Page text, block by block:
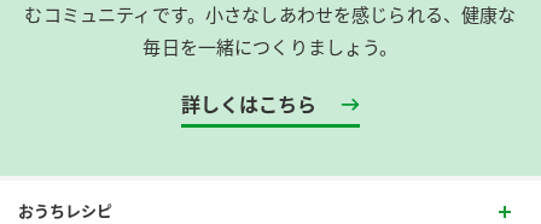
むコミュニティです。​小さなしあわせを感じられる、健康な
毎日を一緒につくりましょう。
詳しくはこちら
おうちレシピ